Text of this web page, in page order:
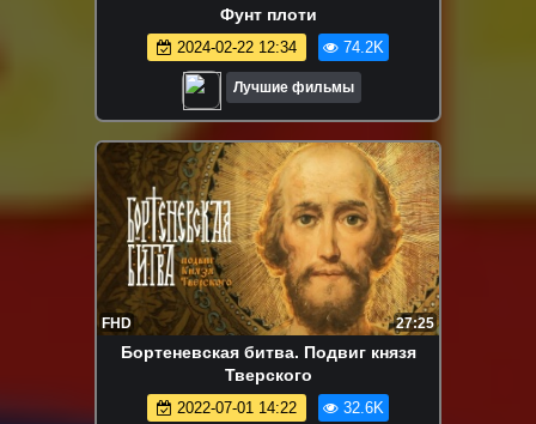
Фунт плоти
2024-02-22 12:34 74.2K
Лучшие фильмы
FHD 27:25
Бортеневская битва. Подвиг князя
Тверского
2022-07-01 14:22 32.6K